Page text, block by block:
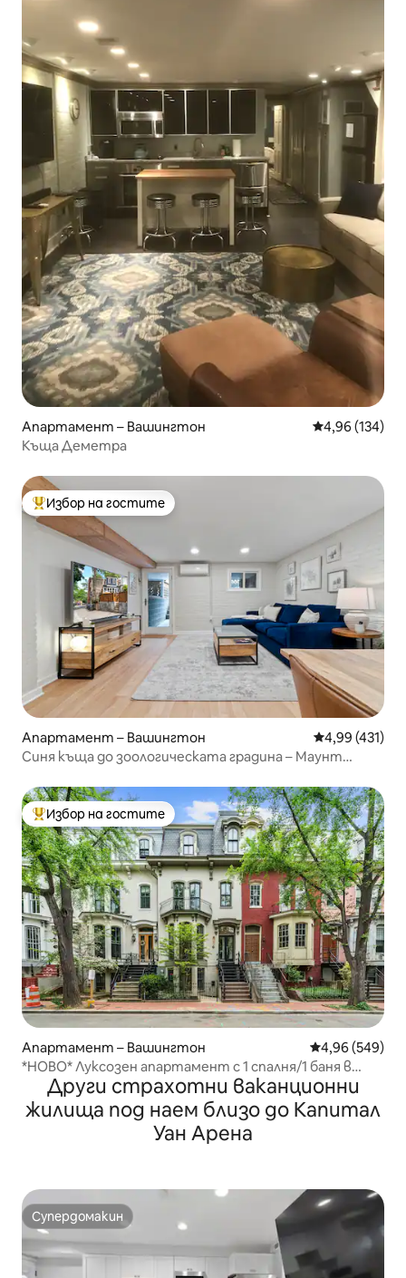
Апартамент – Вашингтон Средна
4,96 (134)
Къща Деметра
Най-популярен избор на гостите
Избор на гостите
Апартамент – Вашингтон Средна
4,99 (431)
Синя къща до зоологическата градина – Маунт
Най-популярен избор на гостите
Избор на гостите
Апартамент – Вашингтон Средна
4,96 (549)
*НОВО* Луксозен апартамент с 1 спалня/1 баня в
Logan Circle
Други страхотни ваканционни
жилища под наем близо до Капитал
Уан Арена
Супердомакин
Супердомакин